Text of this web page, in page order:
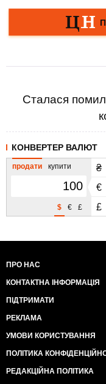
Сталася
КОНВЕРТЕР ВАЛЮТ
продати купити
£
€
$
₴
€
£
ПРО НАС
КОНТАКТНА ІНФОРМАЦІЯ
ПІДТРИМАТИ
РЕКЛАМА
УМОВИ КОРИСТУВАННЯ
ПОЛІТИКА
РЕДАКЦІЙНА ПОЛІТИКА